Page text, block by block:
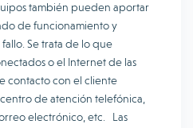
también pueden aportar
de funcionamiento y
Se trata de lo que
o el Internet de las
contacto con el cliente
de atención telefónica,
electrónico, etc. Las